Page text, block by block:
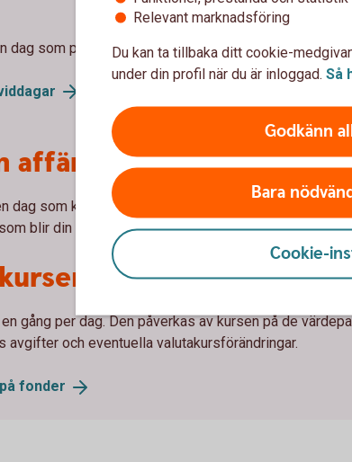
dag som pengarna dras från ditt konto vid ett
affärsdag?
dag som köpet av dina fondandelar genomförs. Det är
blir din köpkurs.
på fonder
gång per dag. Den påverkas av kursen på de
avgifter och eventuella valutakursförändringar.
fonder
Relevant marknadsföring
Du kan ta tillbaka ditt cookie-
under din profil när du är inloggad. Så
Godkänn
Bara
Cookie-